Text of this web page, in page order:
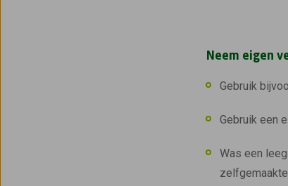
Neem eigen
Gebruik
Gebruik een
Was een